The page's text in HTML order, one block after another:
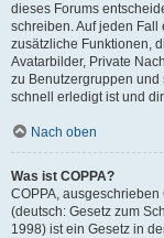
dieses Forums
schreiben. Auf jeden Fall
zusätzliche Funktionen,
Avatarbilder, Private
zu Benutzergruppen und
schnell erledigt ist und
Nach oben
Was ist COPPA?
COPPA, ausgeschrieben
(deutsch: Gesetz zum
1998) ist ein Gesetz in